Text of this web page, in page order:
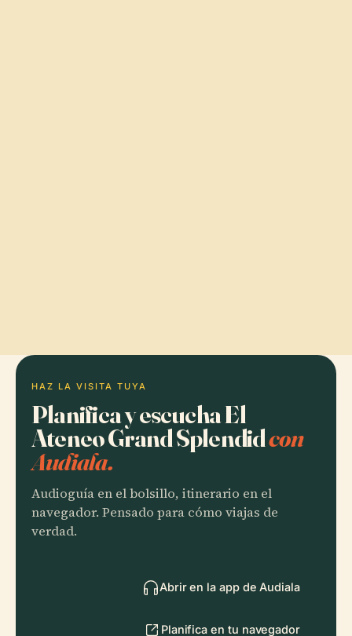
HAZ LA VISITA TUYA
Planifica y escucha El
Ateneo Grand Splendidcon
Audiala.
Audioguía en el bolsillo, itinerario en el
navegador. Pensado para cómo viajas de
verdad.
Abrir en la app de Audiala
Planifica en tu navegador